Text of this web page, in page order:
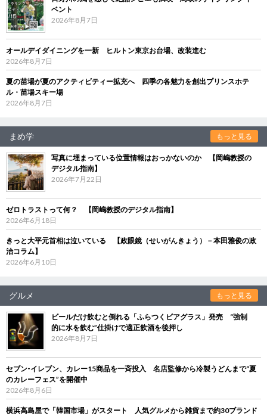
ベント
2026年8月7日
オールデイダイニングを一新 ヒルトン東京お台場、改装進む
2026年8月7日
夏の苗場が夏のアクティビティー拡充へ 四季の各魅力を創出プリンスホテ
ル・苗場スキー場
2026年8月7日
まめ学 もっと見る
写真に埋まっている位置情報はおっかないのか 【岡嶋教授の
デジタル指南】
2026年7月22日
ゼロトラストって何？ 【岡嶋教授のデジタル指南】
2026年6月18日
きっと大平元首相は泣いている 【政眼鏡（せいがんきょう）－本田雅俊の政
治コラム】
2026年6月10日
グルメ もっと見る
ビールだけ飲むと倒れる「ふらつくビアグラス」発売 “強制
的に水を飲む”仕掛けで適正飲酒を後押し
2026年8月7日
セブン‐イレブン、カレー15商品を一斉投入 名店監修から冷製うどんまで“夏
のカレーフェス”を開催中
2026年8月6日
横浜高島屋で「韓国市場」がスタート 人気グルメから雑貨まで約30ブランド